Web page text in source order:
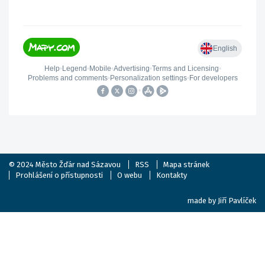
© 2024 Město Žďár nad Sázavou RSS
Mapa stránek
Prohlášení o přístupnosti
O webu Kontakty
made by Jiří Pavlíček